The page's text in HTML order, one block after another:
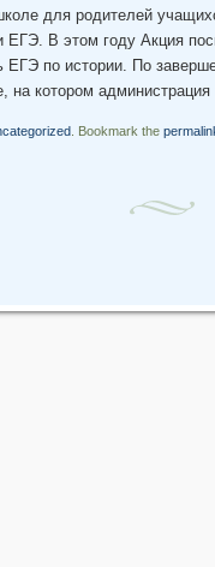
для родителей
ЕГЭ. В этом году Акция
ЕГЭ по истории. По
на котором
. Bookmark the